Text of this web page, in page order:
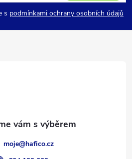
s podmínkami ochrany osobních údajů
moje@hafico.cz